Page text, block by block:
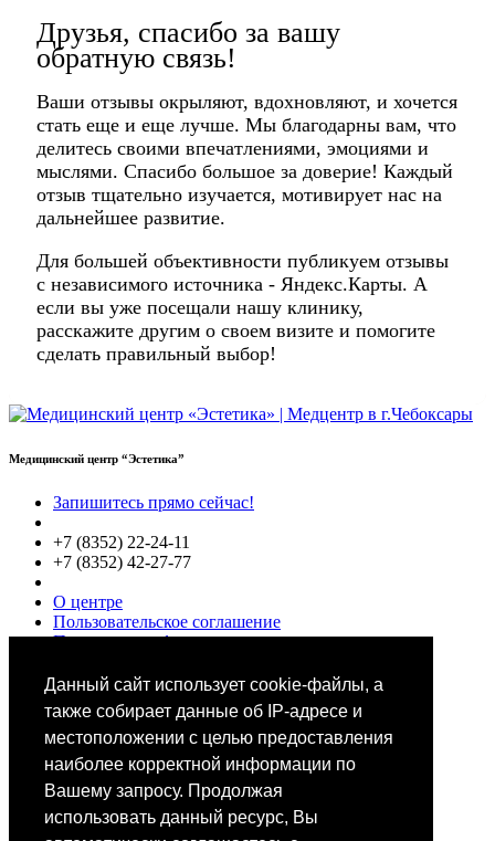
Данный сайт использует cookie-файлы, а
также собирает данные об IP-адресе и
местоположении с целью предоставления
наиболее корректной информации по
Вашему запросу. Продолжая
использовать данный ресурс, Вы
Друзья, спасибо за вашу
обратную связь!
Ваши отзывы окрыляют, вдохновляют, и хочется
стать еще и еще лучше. Мы благодарны вам, что
делитесь своими впечатлениями, эмоциями и
мыслями. Спасибо большое за доверие! Каждый
отзыв тщательно изучается, мотивирует нас на
дальнейшее развитие.
Для большей объективности публикуем отзывы
с независимого источника - Яндекс.Карты. А
если вы уже посещали нашу клинику,
расскажите другим о своем визите и помогите
сделать правильный выбор!
Медицинский центр “Эстетика”
Запишитесь прямо сейчас!
+7 (8352) 22-24-11
+7 (8352) 42-27-77
О центре
Пользовательское соглашение
Политики конфиденциальности
Специалисты
Выбор звезд